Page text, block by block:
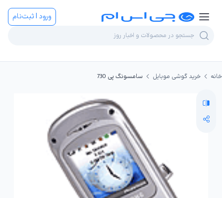
ورود | ثبت‌نام
خانه خرید گوشی موبایل سامسونگ پی 730